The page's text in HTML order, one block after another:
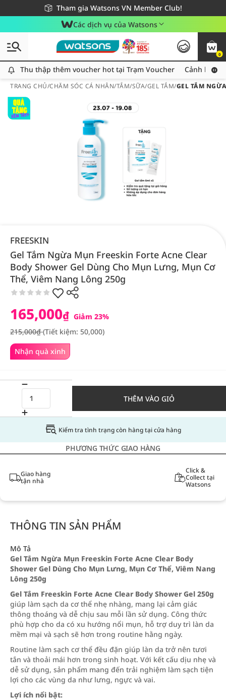
Tham gia Watsons VN Member Club!
Miễn phí giao hàng cho đơn hàng từ 249,000Đ
Giao hàng nhanh 24h - Áp dụng khu vực TP. Hồ Chí Minh
Các dịch vụ của Watsons
0
Thu thập thêm voucher hot tại Trạm Voucher
Thu thập thêm voucher hot tại Trạm Voucher Cảnh báo
TRANG CHỦ/CHĂM SÓC CÁ NHÂN/TẮM/SỮA/GEL TẮM/GEL TẮM
FREESKIN
Gel Tắm Ngừa Mụn Freeskin Forte Acne Clear
Body Shower Gel Dùng Cho Mụn Lưng, Mụn Cơ
Thể, Viêm Nang Lông 250g
Nhận quà xinh
165,000₫ Giảm 23%
215,000₫(Tiết kiệm: 50,000)
THÊM VÀO GIỎ
Kiểm tra tình trạng còn hàng tại cửa hàng
PHƯƠNG THỨC GIAO HÀNG
Giao hàng
tận nhà
Click &
Collect tại
Watsons
THÔNG TIN SẢN PHẨM
Mô Tả
Gel Tắm Ngừa Mụn Freeskin Forte Acne Clear Body
Shower Gel Dùng Cho Mụn Lưng, Mụn Cơ Thể, Viêm Nang
Lông 250g
Gel Tắm Freeskin Forte Acne Clear Body Shower Gel 250g
giúp làm sạch da cơ thể nhẹ nhàng, mang lại cảm giác
thông thoáng và dễ chịu sau mỗi lần sử dụng. Công thức
phù hợp cho da có xu hướng nổi mụn, hỗ trợ duy trì làn da
mềm mại và sạch sẽ hơn trong routine hằng ngày.
Routine làm sạch cơ thể đều đặn giúp làn da trở nên tươi
tắn và thoải mái hơn trong sinh hoạt. Với kết cấu dịu nhẹ và
dễ sử dụng, sản phẩm mang đến trải nghiệm làm sạch tiện
lợi cho các vùng da như lưng, ngực và vai.
Lợi ích nổi bật: